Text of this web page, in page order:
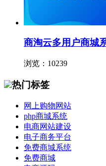
商淘云多用户商城
浏览：10239
热门标签
网上购物网站
php商城系统
电商网站建设
电子商务平台
免费商城系统
免费商城